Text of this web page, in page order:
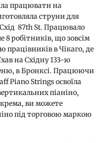
працювати на
струни для
87th St. Працювало
робітників, що зовсім
працівників в Чікаго, де
на Східну 133-ю
в Бронксі. Працюючи
Piano Strings освоїла
піаніно,
ви можете
під торговою маркою